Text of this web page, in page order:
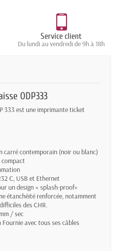
Service client
Du lundi au vendredi de 9h à 18h
ODP333
333 est une imprimante ticket
carré contemporain (noir ou blanc)
C, USB et Ethernet
un design « splash-proof»
étanchéité renforcée, notamment
des CHR.
/ sec
avec tous ses câbles